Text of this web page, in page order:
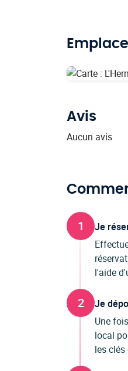
Avis
Aucun avis
1
Je
l'aide
2
Je
Une
local
les